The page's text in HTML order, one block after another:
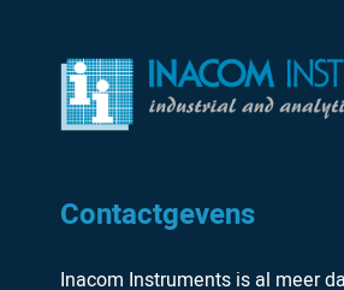
Contactgevens
Inacom Instruments is al meer